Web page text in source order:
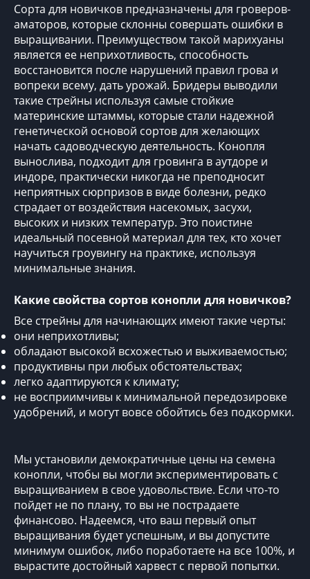
Сорта для новичков предназначены для гроверов-
аматоров, которые склонны совершать ошибки в
выращивании. Преимуществом такой марихуаны
является ее неприхотливость, способность
восстановится после нарушений правил грова и
вопреки всему, дать урожай. Бридеры выводили
такие стрейны используя самые стойкие
материнские штаммы, которые стали надежной
генетической основой сортов для желающих
начать садоводческую деятельность. Конопля
вынослива, подходит для гровинга в аутдоре и
индоре, практически никогда не преподносит
неприятных сюрпризов в виде болезни, редко
страдает от воздействия насекомых, засухи,
высоких и низких температур. Это поистине
идеальный посевной материал для тех, кто хочет
научиться гроувингу на практике, используя
минимальные знания.
Какиесвойства сортов конопли для новичков?
Все стрейны для начинающих имеют такие черты:
они неприхотливы;
обладают высокой всхожестью и выживаемостью;
продуктивны при любых обстоятельствах;
легко адаптируются к климату;
не восприимчивы к минимальной передозировке
удобрений, и могут вовсе обойтись без подкормки.
Мы установили демократичные цены на семена
конопли, чтобы вы могли экспериментировать с
выращиванием в свое удовольствие. Если что-то
пойдет не по плану, то вы не пострадаете
финансово. Надеемся, что ваш первый опыт
выращивания будет успешным, и вы допустите
минимум ошибок, либо поработаете на все 100%, и
вырастите достойный харвест с первой попытки.